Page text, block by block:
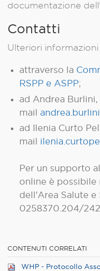
documentazione
Contatti
Ulteriori
attraverso la
RSPP e ASPP;
ad Andrea
mail
ad Ilenia Curto
mail
Per un supporto
online è possibile
dell'Area Salute e
0258370.204/
CONTENUTI CORRELATI
WHP - Protocollo